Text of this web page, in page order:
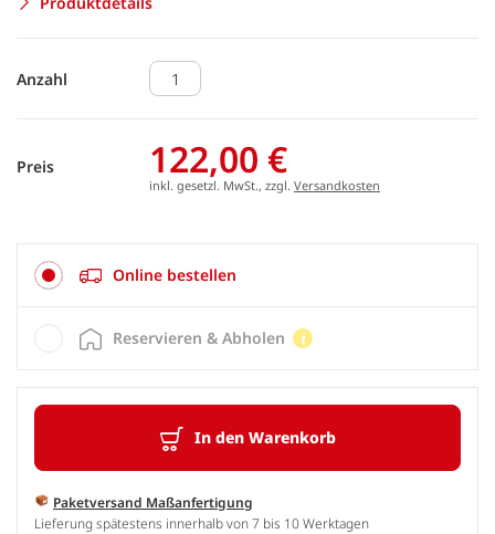
Anzahl
Preis 122,00 €
inkl. gesetzl. MwSt., zzgl. Versandkosten
Online bestellen
In den Warenkorb
Paketversand Maßanfertigung
Lieferung spätestens innerhalb von 7 bis 10 Werktagen
Reservieren & Abholen